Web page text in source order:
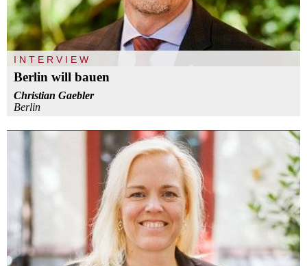
INTERVIEW
Berlin will bauen
Christian Gaebler
Berlin